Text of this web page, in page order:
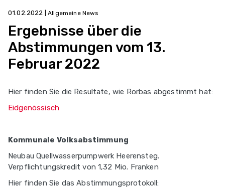
01.02.2022 | Allgemeine News
Ergebnisse über die
Abstimmungen vom 13.
Februar 2022
Hier finden Sie die Resultate, wie Rorbas abgestimmt hat:
Eidgenössisch
Kommunale Volksabstimmung
Neubau Quellwasserpumpwerk Heerensteg.
Verpflichtungskredit von 1,32 Mio. Franken
Hier finden Sie das Abstimmungsprotokoll: